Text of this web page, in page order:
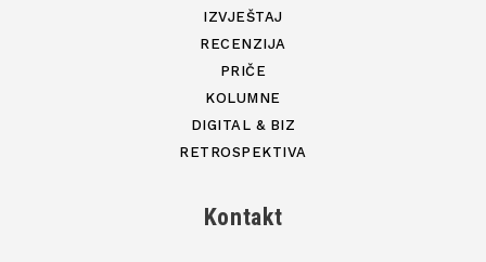
IZVJEŠTAJ
RECENZIJA
PRIČE
KOLUMNE
DIGITAL & BIZ
RETROSPEKTIVA
Kontakt